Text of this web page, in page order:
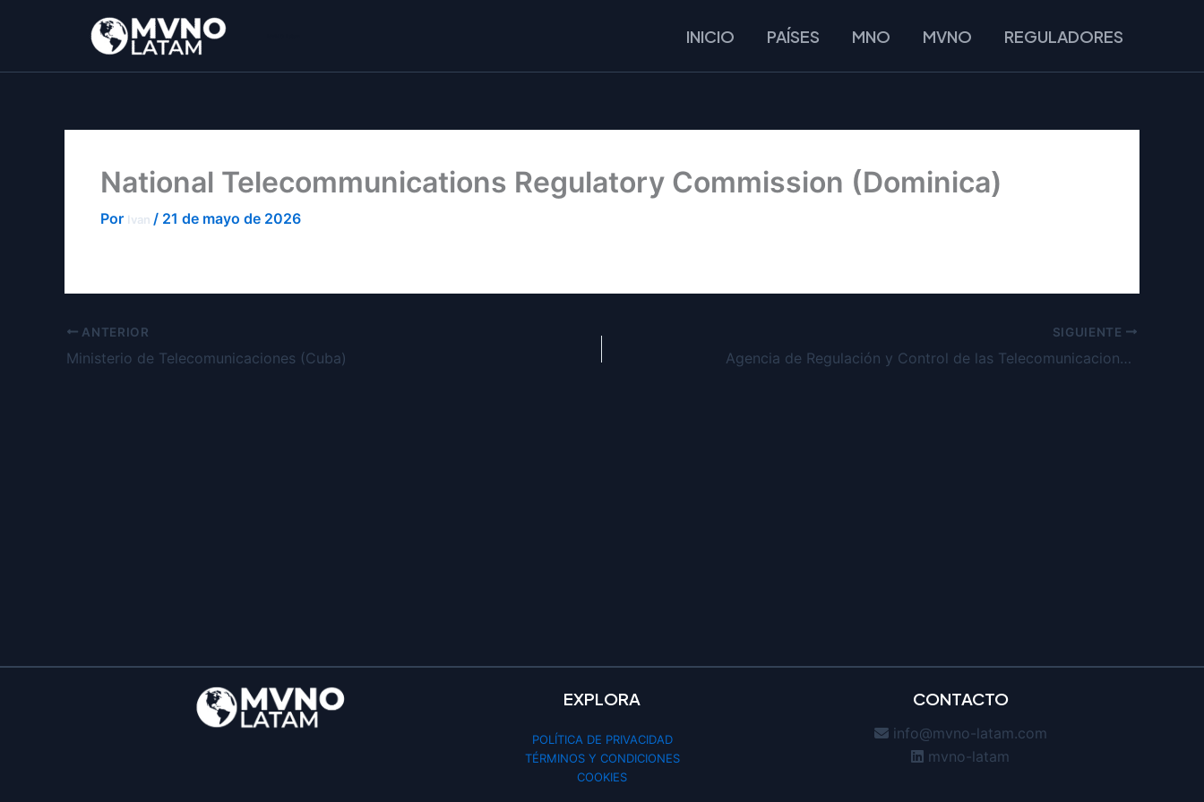
INICIO PAÍSES MNO MVNO REGULADORES
National Telecommunications Regulatory Commission (Dominica)
Por Ivan / 21 de mayo de 2026
ANTERIOR
Ministerio de Telecomunicaciones (Cuba)
SIGUIENTE
Agencia de Regulación y Control de las Telecomunicaciones (Ecuador)
EXPLORA
POLÍTICA DE PRIVACIDAD
TÉRMINOS Y CONDICIONES
COOKIES
CONTACTO
info@mvno-latam.com
mvno-latam